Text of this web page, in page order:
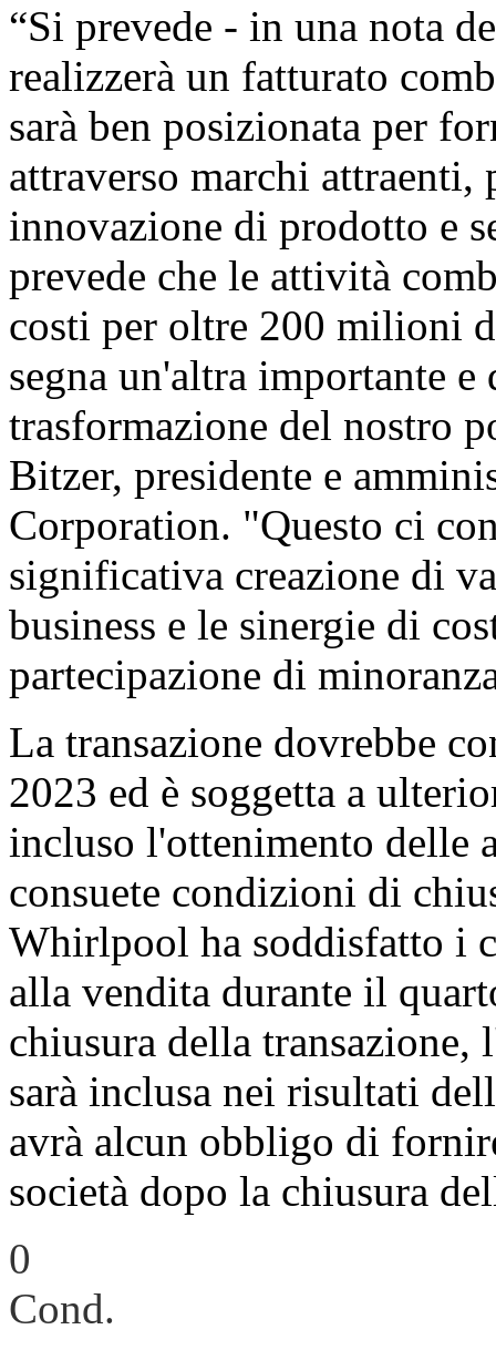
“Si prevede - in una nota
realizzerà un fatturato
sarà ben posizionata per
attraverso marchi
innovazione di prodotto e
prevede che le attività
costi per oltre 200 milioni
segna un'altra importante
trasformazione del nostro
Bitzer, presidente e
Corporation. "Questo ci
significativa creazione di
business e le sinergie di
partecipazione di
La transazione dovrebbe
2023 ed è soggetta a
incluso l'ottenimento delle
consuete condizioni di
Whirlpool ha soddisfatto i
alla vendita durante il
chiusura della
sarà inclusa nei risultati
avrà alcun obbligo di
società dopo la chiusura
0
Cond.